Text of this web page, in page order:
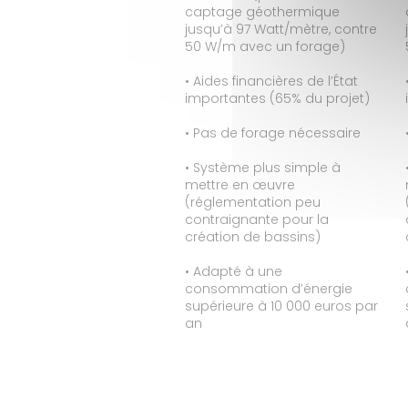
captage géothermique
jusqu’à 97 Watt/mètre, contre
50 W/m avec un forage)
• Aides financières de l’État
importantes (65% du projet)
• Pas de forage nécessaire
• Système plus simple à
mettre en œuvre
(réglementation peu
contraignante pour la
création de bassins)
• Adapté à une
consommation d’énergie
supérieure à 10 000 euros par
an